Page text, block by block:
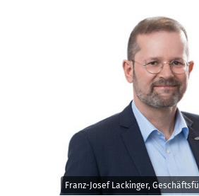
Franz-Josef Lackinger,